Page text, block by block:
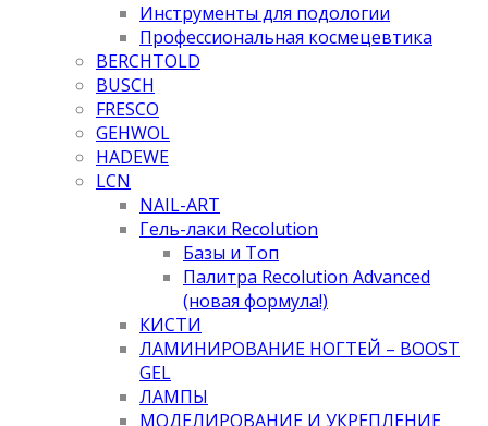
Инструменты для подологии
Профессиональная космецевтика
BERCHTOLD
BUSCH
FRESCO
GEHWOL
HADEWE
LCN
NAIL-ART
Гель-лаки Recolution
Базы и Топ
Палитра Recolution Advanced
(новая формула!)
КИСТИ
ЛАМИНИРОВАНИЕ НОГТЕЙ – BOOST
GEL
ЛАМПЫ
МОДЕЛИРОВАНИЕ И УКРЕПЛЕНИЕ